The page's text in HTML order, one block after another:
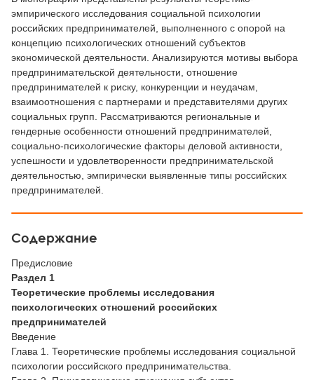
эмпирического исследования социальной психологии
российских предпринимателей, выполненного с опорой на
концепцию психологических отношений субъектов
экономической деятельности. Анализируются мотивы выбора
предпринимательской деятельности, отношение
предпринимателей к риску, конкуренции и неудачам,
взаимоотношения с партнерами и представителями других
социальных групп. Рассматриваются региональные и
гендерные особенности отношений предпринимателей,
социально-психологические факторы деловой активности,
успешности и удовлетворенности предпринимательской
деятельностью, эмпирически выявленные типы российских
предпринимателей.
Содержание
Предисловие
Раздел 1
Теоретические проблемы исследования
психологических отношений российских
предпринимателей
Введение
Глава 1. Теоретические проблемы исследования социальной
психологии российского предпринимательства.